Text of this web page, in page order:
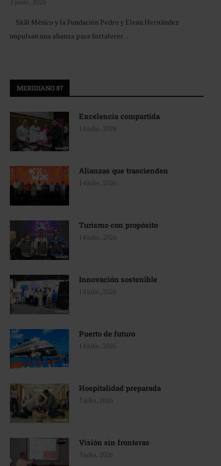
Skål México y la Fundación Pedro y Elena Hernández
impulsan una alianza para fortalecer …
MERIDIANO 87
Excelencia compartida
14 julio, 2026
Alianzas que trascienden
14 julio, 2026
Turismo con propósito
14 julio, 2026
Innovación sostenible
14 julio, 2026
Puerto de futuro
14 julio, 2026
Hospitalidad preparada
3 julio, 2026
Visión sin fronteras
3 julio, 2026